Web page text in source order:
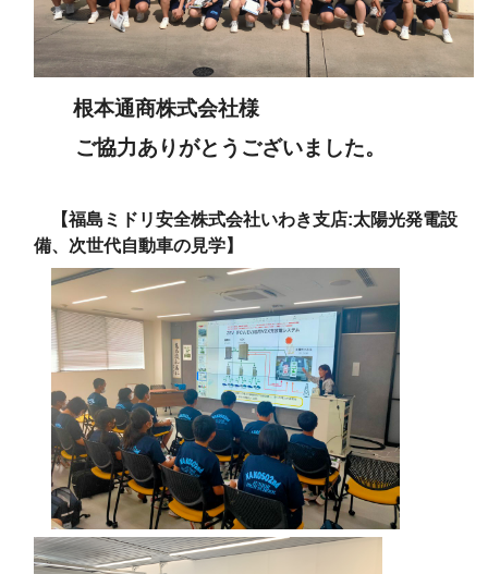
根本通商株式会社様
ご協力ありがとうございました。
【福島ミドリ安全株式会社いわき支店:太陽光発電設
備、次世代自動車の見学】